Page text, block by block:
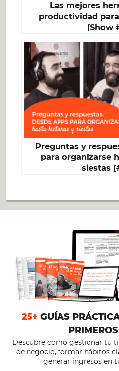
Las mejores
productividad
[Show
Preguntas y
para organizarse
siestas
25+ GUÍAS
Descubre cómo gestionar tu
de negocio, formar hábitos
generar ingresos en